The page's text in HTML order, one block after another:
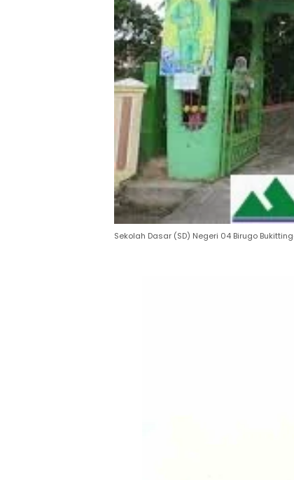
Sekolah Dasar (SD) Negeri 04 Birugo